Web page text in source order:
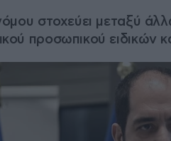
στοχεύει μεταξύ
προσωπικού ειδικών